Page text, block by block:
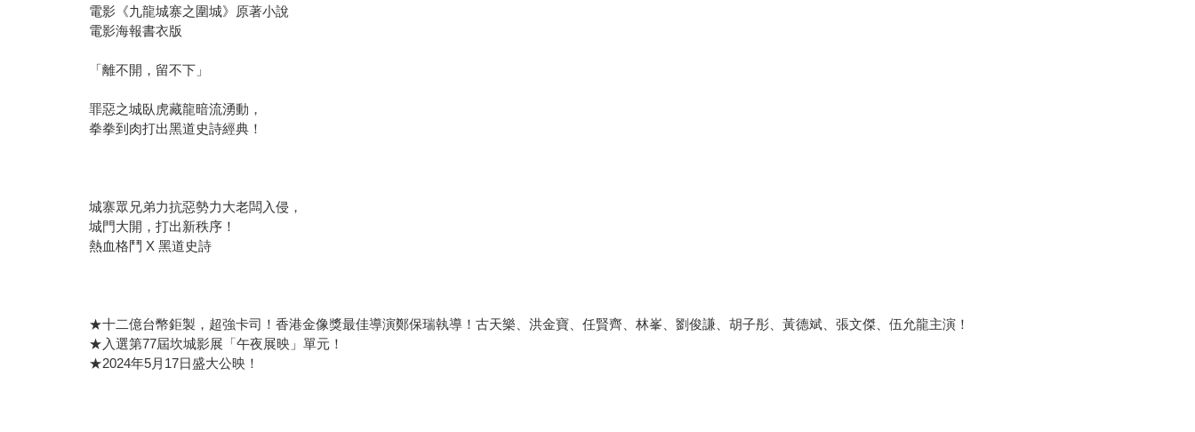
電影《九龍城寨之圍城》原著小說
電影海報書衣版
「離不開，留不下」
罪惡之城臥虎藏龍暗流湧動，
拳拳到肉打出黑道史詩經典！
城寨眾兄弟力抗惡勢力大老闆入侵，
城門大開，打出新秩序！
熱血格鬥 X 黑道史詩
★十二億台幣鉅製，超強卡司！香港金像獎最佳導演鄭保瑞執導！古天樂、洪金寶、任賢齊、林峯​、劉俊謙、胡子彤、黃德斌、張文傑、伍允龍主演！
★入選第77屆坎城影展「午夜展映」單元！
★2024年5月17日盛大公映！